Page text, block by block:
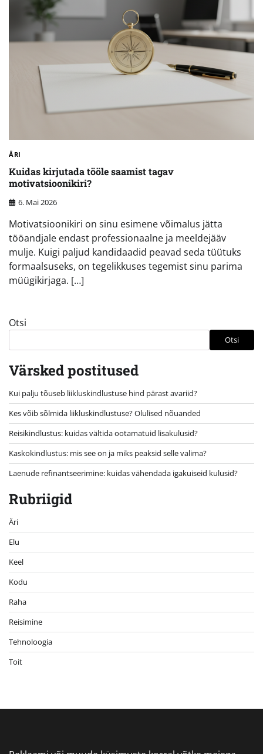
ÄRI
Kuidas kirjutada tööle saamist tagav
motivatsioonikiri?
6. Mai 2026
Motivatsioonikiri on sinu esimene võimalus jätta
tööandjale endast professionaalne ja meeldejääv
mulje. Kuigi paljud kandidaadid peavad seda tüütuks
formaalsuseks, on tegelikkuses tegemist sinu parima
müügikirjaga. […]
Otsi
Otsi
Värsked postitused
Kui palju tõuseb liikluskindlustuse hind pärast avariid?
Kes võib sõlmida liikluskindlustuse? Olulised nõuanded
Reisikindlustus: kuidas vältida ootamatuid lisakulusid?
Kaskokindlustus: mis see on ja miks peaksid selle valima?
Laenude refinantseerimine: kuidas vähendada igakuiseid kulusid?
Rubriigid
Äri
Elu
Keel
Kodu
Raha
Reisimine
Tehnoloogia
Toit